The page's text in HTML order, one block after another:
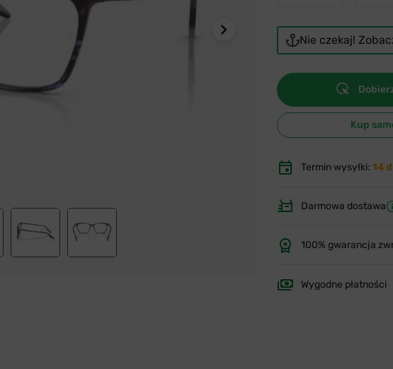
Nie czekaj!
Kup
Termin wysyłki: 14
Darmowa dostawa
100% gwarancja
Wygodne płatności